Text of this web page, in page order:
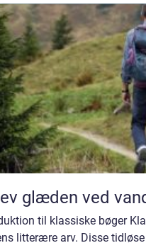
glæden ved
til klassiske bøger
litterære arv. Disse